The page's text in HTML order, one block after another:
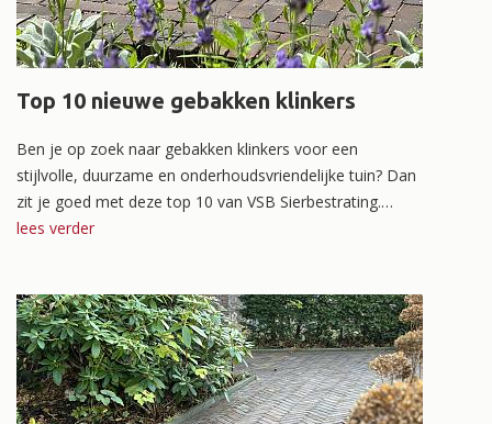
Top 10 nieuwe gebakken klinkers
Ben je op zoek naar gebakken klinkers voor een
stijlvolle, duurzame en onderhoudsvriendelijke tuin? Dan
zit je goed met deze top 10 van VSB Sierbestrating.
Gebakken bestrating is al jarenlang een populaire keuze
geen zorgen te maken. Gebakken bestrating is namelijk
bestand tegen vorst en strooizout. Of je nu een
moderne tuin, landelijke tuin of tijdloze oprit wilt
aanleggen, met gebakken klinkers creëer je een
bestrating die altijd mooi blijft.
lees verder